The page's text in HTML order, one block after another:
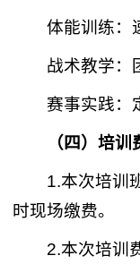
体能训练：
战术教学：
赛事实践：
（四）培训
1.本次培训
时现场缴费。
2.本次培训